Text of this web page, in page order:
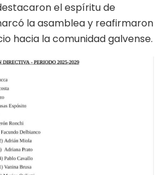
el espíritu de
la asamblea y reafirmaron
hacia la comunidad galvense.